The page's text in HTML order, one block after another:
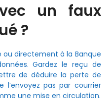
un faux
?
directement à la Banque
Gardez le reçu de
de déduire la perte de
l’envoyez pas par courrier
une mise en circulation.